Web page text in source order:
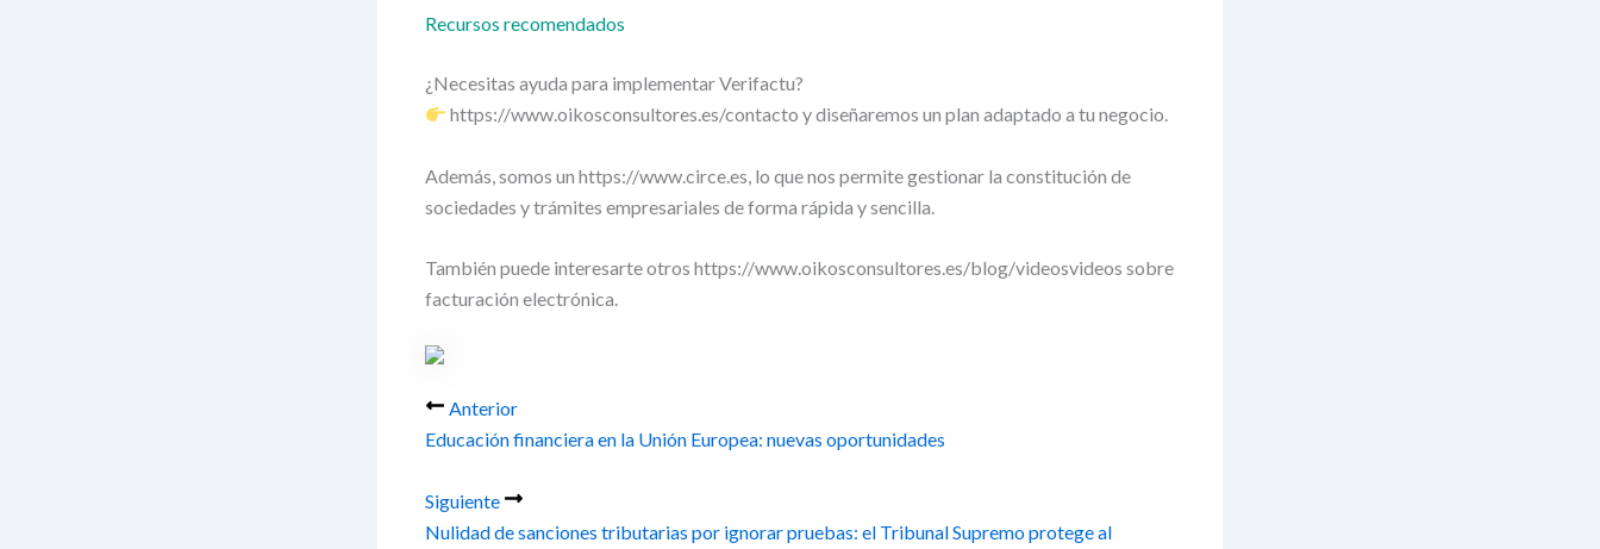
Recursos recomendados
¿Necesitas ayuda para implementar Verifactu?
https://www.oikosconsultores.es/contacto y diseñaremos un plan adaptado a tu negocio.
Además, somos un https://www.circe.es, lo que nos permite gestionar la constitución de
sociedades y trámites empresariales de forma rápida y sencilla.
También puede interesarte otros https://www.oikosconsultores.es/blog/videosvideos sobre
facturación electrónica.
Anterior
Educación financiera en la Unión Europea: nuevas oportunidades
Siguiente
Nulidad de sanciones tributarias por ignorar pruebas: el Tribunal Supremo protege al